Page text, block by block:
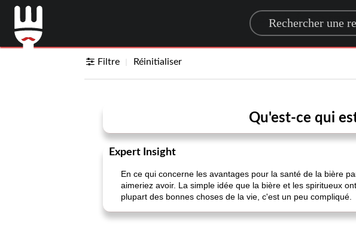
Search for a
Filtre Réinitialiser
Qu'est-ce qui
Expert Insight
En ce qui concerne les avantages pour la santé de la bière
aimeriez avoir. La simple idée que la bière et les spiritueux
plupart des bonnes choses de la vie, c'est un peu compliqué.